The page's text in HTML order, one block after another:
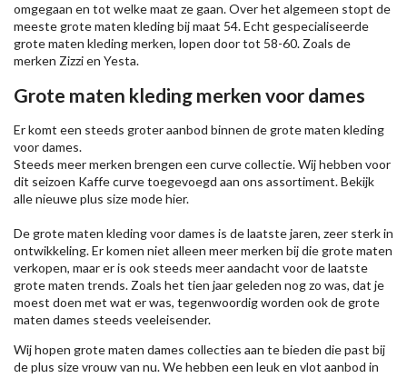
omgegaan en tot welke maat ze gaan. Over het algemeen stopt de
meeste grote maten kleding bij maat 54. Echt gespecialiseerde
grote maten kleding merken, lopen door tot 58-60. Zoals de
merken Zizzien Yesta.
Grote maten kleding merken voor dames
Er komt een steeds groter aanbod binnen de grote maten kleding
voor dames.
Steeds meer merken brengen een curve collectie. Wij hebben voor
dit seizoen Kaffecurve toegevoegd aan ons assortiment. Bekijk
alle nieuweplus size modehier.
De grote maten kleding voor dames is de laatste jaren, zeer sterk in
ontwikkeling. Er komen niet alleen meer merken bij die grote maten
verkopen, maar er is ook steeds meer aandacht voor de laatste
grote maten trends. Zoals het tien jaar geleden nog zo was, dat je
moest doen met wat er was, tegenwoordig worden ook de grote
maten dames steeds veeleisender.
Wij hopen grote maten dames collecties aan te bieden die past bij
de plus size vrouw van nu. We hebben een leuk en vlot aanbod in